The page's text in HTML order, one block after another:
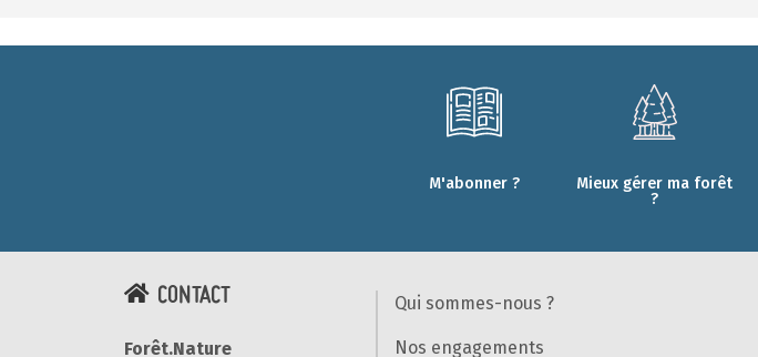
M'abonner ?
Mieux gérer ma forêt
?
CONTACT
Forêt.Nature
Qui sommes-nous ?
Nos engagements